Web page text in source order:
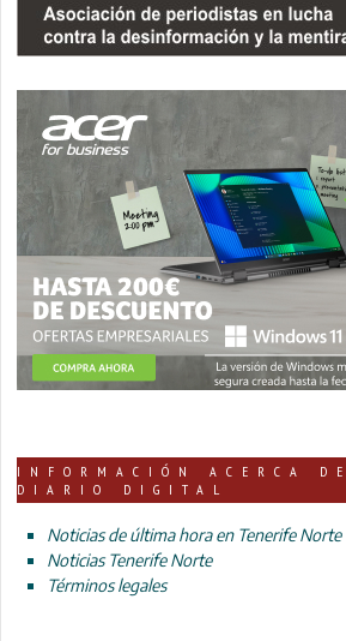
INFORMACIÓN ACERCA
DIARIO DIGITAL
Noticias de última hora en Tenerife Norte
Noticias Tenerife Norte
Términos legales